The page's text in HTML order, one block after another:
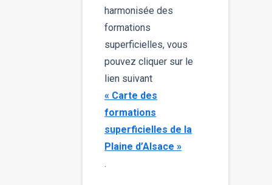
harmonisée des
formations
superficielles, vous
pouvez cliquer sur le
lien suivant
« Carte des
formations
superficielles de la
Plaine d’Alsace »
.